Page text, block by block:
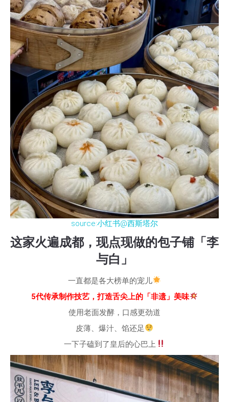
source:小红书@西斯塔尔
这家火遍成都，现点现做的包子铺「李
与白」
一直都是各大榜单的宠儿
5代传承制作技艺，打造舌尖上的「非遗」美味
使用老面发酵，口感更劲道
皮薄、爆汁、馅还足
一下子磕到了皇后的心巴上